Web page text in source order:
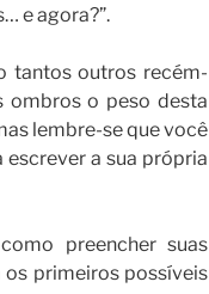
e agora?”.
tantos outros recém-
ombros o peso desta
lembre-se que você
a sua própria
preencher suas
primeiros possíveis